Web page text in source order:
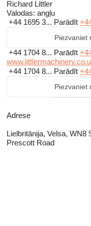
with our bankers and
Company's interests
Richard Littler
Valodas: angļu
+44 1695 3... Parādīt
Piezvaniet
+44 1704 8... Parādīt
+44 1704 8... Parādīt
Piezvaniet
Adrese
Lielbritānija, Velsa,
Prescott Road